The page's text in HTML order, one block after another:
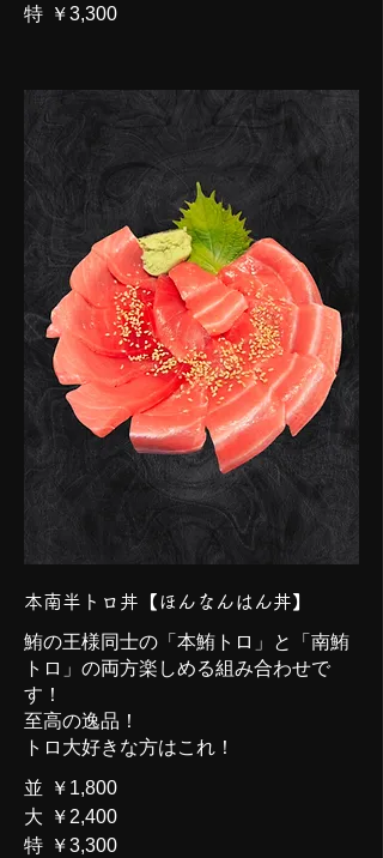
特 ￥3,300
本南半トロ丼【ほんなんはん丼】
鮪の王様同士の「本鮪トロ」と「南鮪
トロ」の両方楽しめる組み合わせで
す！
至高の逸品！
トロ大好きな方はこれ！
並
￥1,800
大
￥2,400
特 ￥3,300